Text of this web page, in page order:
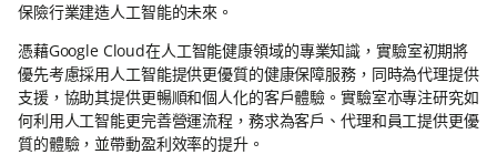
保險行業建造人工智能的未來。
憑藉Google Cloud在人工智能健康領域的專業知識，實驗室初期將
優先考慮採用人工智能提供更優質的健康保障服務，同時為代理提供
支援，協助其提供更暢順和個人化的客戶體驗。實驗室亦專注研究如
何利用人工智能更完善營運流程，務求為客戶、代理和員工提供更優
質的體驗，並帶動盈利效率的提升。